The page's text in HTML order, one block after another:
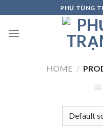
to
content
PHỤ TÙNG
HOME /